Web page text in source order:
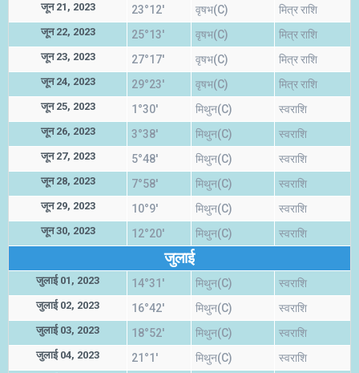
जून 21, 2023 23°12' वृषभ(C) मित्र राशि
जून 22, 2023 25°13' वृषभ(C) मित्र राशि
जून 23, 2023 27°17' वृषभ(C) मित्र राशि
जून 24, 2023 29°23' वृषभ(C) मित्र राशि
जून 25, 2023 1°30' मिथुन(C) स्वराशि
जून 26, 2023 3°38' मिथुन(C) स्वराशि
जून 27, 2023 5°48' मिथुन(C) स्वराशि
जून 28, 2023 7°58' मिथुन(C) स्वराशि
जून 29, 2023 10°9' मिथुन(C) स्वराशि
जून 30, 2023 12°20' मिथुन(C) स्वराशि
जुलाई
जुलाई 01, 2023 14°31' मिथुन(C) स्वराशि
जुलाई 02, 2023 16°42' मिथुन(C) स्वराशि
जुलाई 03, 2023 18°52' मिथुन(C) स्वराशि
जुलाई 04, 2023 21°1' मिथुन(C) स्वराशि